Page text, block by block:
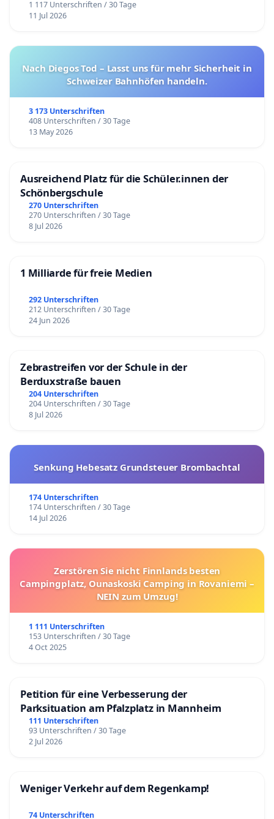
1 117 Unterschriften / 30 Tage
11 Jul 2026
Nach Diegos Tod – Lasst uns für mehr Sicherheit in
Schweizer Bahnhöfen handeln.
3 173 Unterschriften
408 Unterschriften / 30 Tage
13 May 2026
Ausreichend Platz für die Schüler.innen der
Schönbergschule
270 Unterschriften
270 Unterschriften / 30 Tage
8 Jul 2026
1 Milliarde für freie Medien
292 Unterschriften
212 Unterschriften / 30 Tage
24 Jun 2026
Zebrastreifen vor der Schule in der
Berduxstraße bauen
204 Unterschriften
204 Unterschriften / 30 Tage
8 Jul 2026
Senkung Hebesatz Grundsteuer Brombachtal
174 Unterschriften
174 Unterschriften / 30 Tage
14 Jul 2026
Zerstören Sie nicht Finnlands besten
Campingplatz, Ounaskoski Camping in Rovaniemi –
NEIN zum Umzug!
1 111 Unterschriften
153 Unterschriften / 30 Tage
4 Oct 2025
Petition für eine Verbesserung der
Parksituation am Pfalzplatz in Mannheim
111 Unterschriften
93 Unterschriften / 30 Tage
2 Jul 2026
Weniger Verkehr auf dem Regenkamp!
74 Unterschriften